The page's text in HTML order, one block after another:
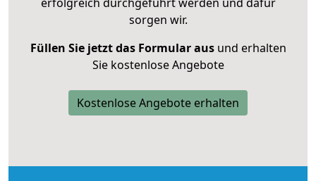
sorgen wir.
Füllen Sie jetzt das Formular ausund erhalten
Sie kostenlose Angebote
Kostenlose Angebote erhalten